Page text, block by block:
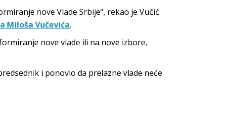
nove Vlade Srbije“, rekao je Vučić
Miloša Vučevića.
nove vlade ili na nove izbore,
i ponovio da prelazne vlade neće